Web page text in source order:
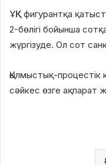
ҰҚК фигурантқа
2-бөлігі бойынша
жүргізуде. Ол сот
Қылмыстық-процестік
сәйкес өзге ақпарат